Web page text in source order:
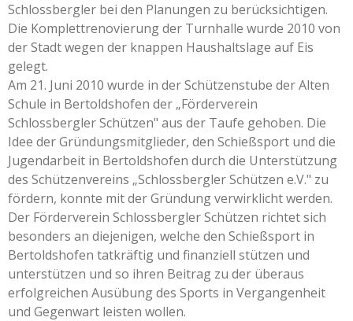
Schlossbergler bei den Planungen zu berücksichtigen.
Die Komplettrenovierung der Turnhalle wurde 2010 von
der Stadt wegen der knappen Haushaltslage auf Eis
gelegt.
Am 21. Juni 2010 wurde in der Schützenstube der Alten
Schule in Bertoldshofen der „Förderverein
Schlossbergler Schützen" aus der Taufe gehoben. Die
Idee der Gründungsmitglieder, den Schießsport und die
Jugendarbeit in Bertoldshofen durch die Unterstützung
des Schützenvereins „Schlossbergler Schützen e.V." zu
fördern, konnte mit der Gründung verwirklicht werden.
Der Förderverein Schlossbergler Schützen richtet sich
besonders an diejenigen, welche den Schießsport in
Bertoldshofen tatkräftig und finanziell stützen und
unterstützen und so ihren Beitrag zu der überaus
erfolgreichen Ausübung des Sports in Vergangenheit
und Gegenwart leisten wollen.